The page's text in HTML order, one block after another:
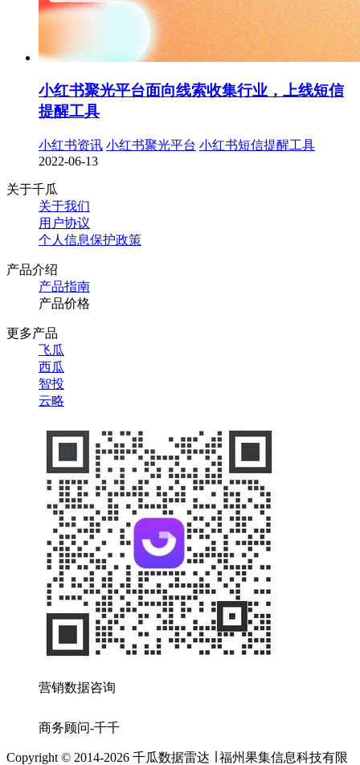
小红书聚光平台面向线索收集行业，上线短信
提醒工具
小红书资讯 小红书聚光平台 小红书短信提醒工具
2022-06-13
关于千瓜
关于我们
用户协议
个人信息保护政策
产品介绍
产品指南
产品价格
更多产品
飞瓜
西瓜
智投
云略
营销数据咨询
商务顾问-千千
Copyright © 2014-2026 千瓜数据雷达 ∣ 福州果集信息科技有限